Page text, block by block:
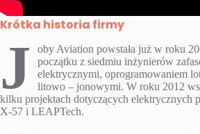
Krótka historia firmy
J
oby Aviation powstała już w roku
początku z siedmiu inżynierów
elektrycznymi, oprogramowaniem
litowo – jonowymi. W roku 2012
kilku projektach dotyczących elektrycznych
X-57 i LEAPTech.